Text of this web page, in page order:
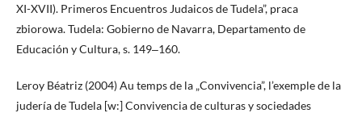
XI-XVII). Primeros Encuentros Judaicos de Tudela”, praca
zbiorowa. Tudela: Gobierno de Navarra, Departamento de
Educación y Cultura, s. 149‒160.
Leroy Béatriz (2004) Au temps de la „Convivencia”, l’exemple de la
judería de Tudela [w:] Convivencia de culturas y sociedades